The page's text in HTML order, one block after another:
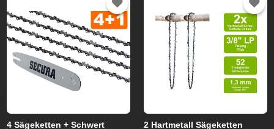
4 Sägeketten + Schwert
2 Hartmetall Sägeketten